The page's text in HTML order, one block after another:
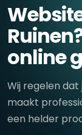
online
Wij regelen
maakt
een helder